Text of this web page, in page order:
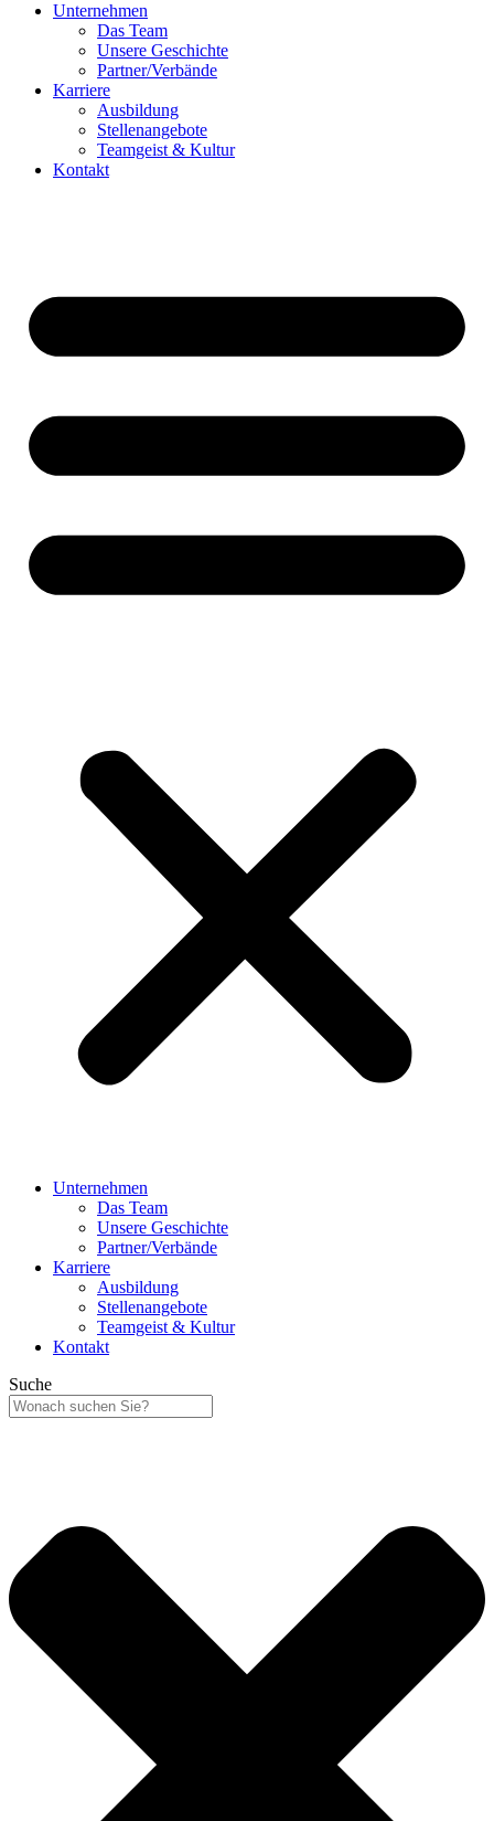
Unternehmen
Das Team
Unsere Geschichte
Partner/Verbände
Karriere
Ausbildung
Stellenangebote
Teamgeist & Kultur
Kontakt
Unternehmen
Das Team
Unsere Geschichte
Partner/Verbände
Karriere
Ausbildung
Stellenangebote
Teamgeist & Kultur
Kontakt
Suche